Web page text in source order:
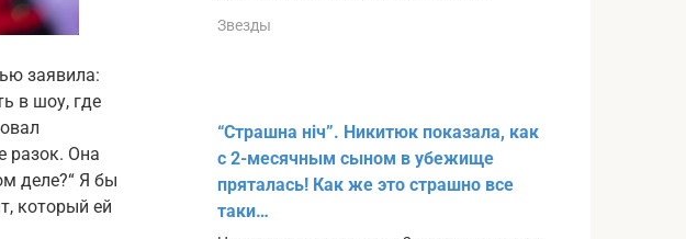
заявила:
в шоу, где
разок. Она
деле?“ Я бы
который ей
Звезды
“Страшна нiч”. Никитюк показала, как
с 2-месячным сыном в убежище
пряталась! Как же это страшно все
таки…